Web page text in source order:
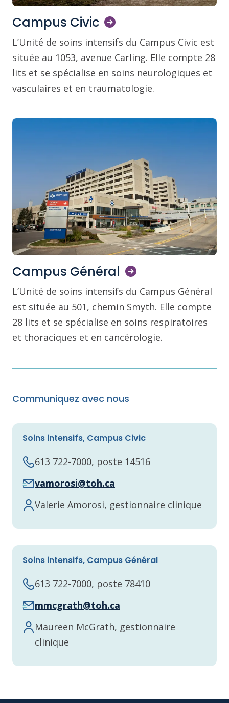
Campus Civic
L’Unité de soins intensifs du Campus Civic est
située au 1053, avenue Carling. Elle compte 28
lits et se spécialise en soins neurologiques et
vasculaires et en traumatologie.
Campus Général
L’Unité de soins intensifs du Campus Général
est située au 501, chemin Smyth. Elle compte
28 lits et se spécialise en soins respiratoires
et thoraciques et en cancérologie.
Communiquez avec nous
Soins intensifs, Campus Civic
613 722-7000, poste 14516
vamorosi@toh.ca
Valerie Amorosi, gestionnaire clinique
Soins intensifs, Campus Général
613 722-7000, poste 78410
mmcgrath@toh.ca
Maureen McGrath, gestionnaire
clinique